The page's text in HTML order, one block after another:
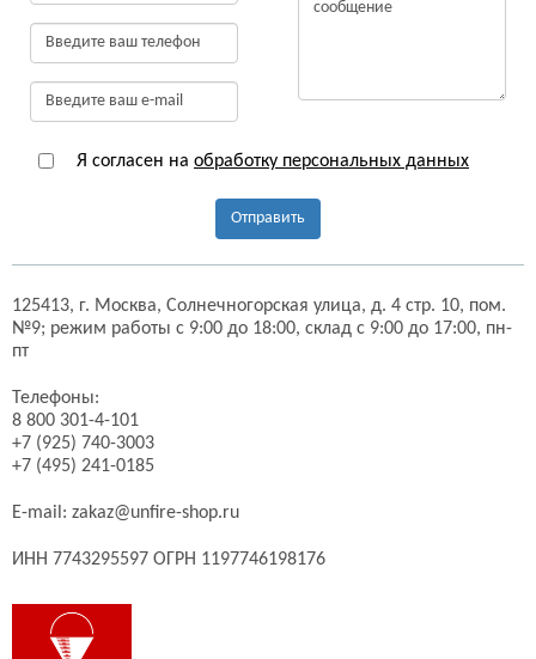
Я согласен на обработку персональных данных
Отправить
125413, г. Москва, Солнечногорская улица, д. 4 стр. 10, пом.
№9; режим работы с 9:00 до 18:00, склад с 9:00 до 17:00, пн-
пт
Телефоны:
8 800 301-4-101
+7 (925) 740-3003
+7 (495) 241-0185
E-mail: zakaz@unfire-shop.ru
ИНН 7743295597 ОГРН 1197746198176